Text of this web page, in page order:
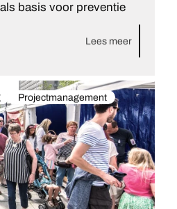
basis voor preventie
Lees meer
Projectmanagement